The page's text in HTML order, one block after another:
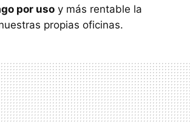
por uso y más rentable la
propias oficinas.